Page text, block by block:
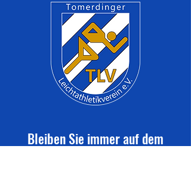
Bleiben Sie immer auf dem